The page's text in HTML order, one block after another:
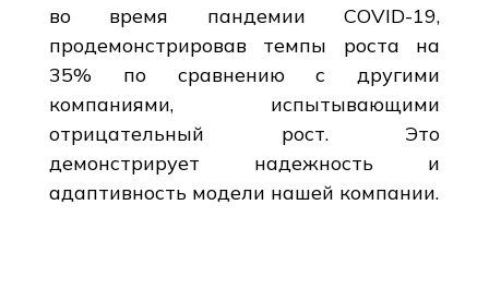
во время пандемии COVID-19,
продемонстрировав темпы роста на
35% по сравнению с другими
компаниями, испытывающими
отрицательный рост. Это
демонстрирует надежность и
адаптивность модели нашей компании.